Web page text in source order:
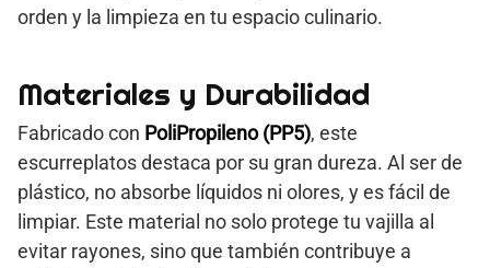
orden y la limpieza en tu espacio culinario.
Materiales y Durabilidad
Fabricado con PoliPropileno (PP5), este
escurreplatos destaca por su gran dureza. Al ser de
plástico, no absorbe líquidos ni olores, y es fácil de
limpiar. Este material no solo protege tu vajilla al
evitar rayones, sino que también contribuye a